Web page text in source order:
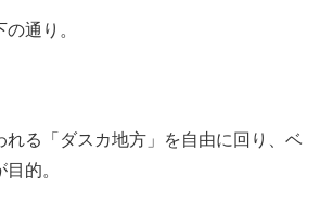
通り。
れる「ダスカ地方」を自由に回り、ベ
的。